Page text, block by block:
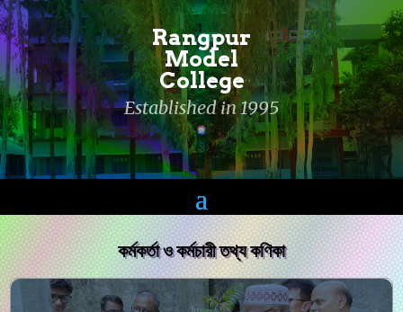
Rangpur
Model
College
Established in 1995
কর্মকর্তা ও কর্মচারী তথ্য কণিকা